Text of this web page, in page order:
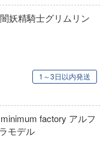
妖精騎士グリムリン
1～3日以内発送
factory アルフ
モデル
部!
ャーズ
ントライン
ーマー
ド
ー(ビーバーコーポレーショ
ード